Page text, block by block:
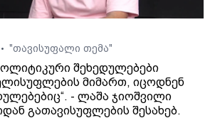
• "თავისუფალი თემა"
შეხედულებები
მიმართ, იცოდნენ
- ლაშა ჯიოშვილი
გათავისუფლების შესახებ.